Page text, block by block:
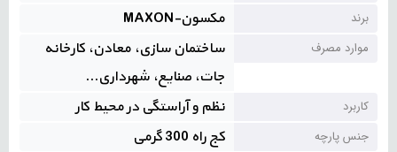
برند مکسون-MAXON
موارد مصرف
ساختمان سازی، معادن، کارخانه
جات، صنایع، شهرداری...
کاربرد نظم و آراستگی در محیط کار
جنس پارچه کج راه 300 گرمی